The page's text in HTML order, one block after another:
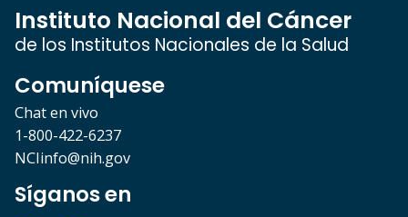
Instituto Nacional del Cáncer
de los Institutos Nacionales de la Salud
Comuníquese
Chat en vivo
1-800-422-6237
NCIinfo@nih.gov
Síganos en